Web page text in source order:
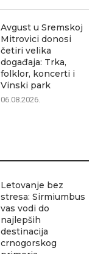
Avgust u Sremskoj
Mitrovici donosi
četiri velika
događaja: Trka,
folklor, koncerti i
Vinski park
06.08.2026.
Letovanje bez
stresa: Sirmiumbus
vas vodi do
najlepših
destinacija
crnogorskog